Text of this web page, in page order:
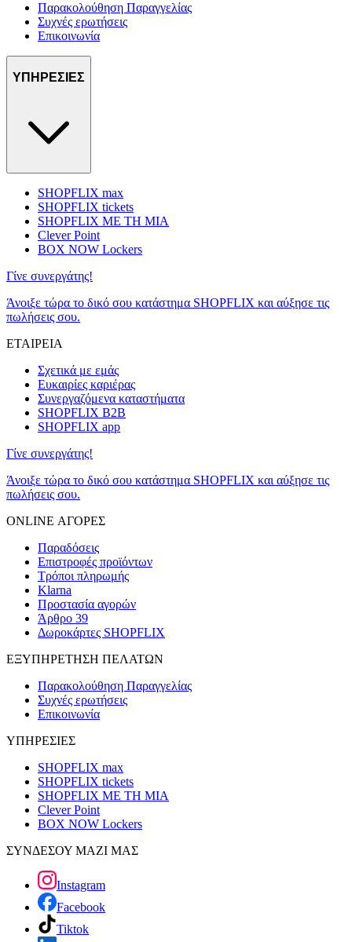
Παρακολούθηση Παραγγελίας
Συχνές ερωτήσεις
Επικοινωνία
ΥΠΗΡΕΣΙΕΣ
SHOPFLIX max
SHOPFLIX tickets
SHOPFLIX ΜΕ ΤΗ ΜΙΑ
Clever Point
BOX NOW Lockers
Γίνε συνεργάτης!
Άνοιξε τώρα το δικό σου κατάστημα SHOPFLIX και αύξησε τις
πωλήσεις σου.
ΕΤΑΙΡΕΙΑ
Σχετικά με εμάς
Ευκαιρίες καριέρας
Συνεργαζόμενα καταστήματα
SHOPFLIX B2B
SHOPFLIX app
Γίνε συνεργάτης!
Άνοιξε τώρα το δικό σου κατάστημα SHOPFLIX και αύξησε τις
πωλήσεις σου.
ONLINE ΑΓΟΡΕΣ
Παραδόσεις
Επιστροφές προϊόντων
Τρόποι πληρωμής
Klarna
Προστασία αγορών
Άρθρο 39
Δωροκάρτες SHOPFLIX
ΕΞΥΠΗΡΕΤΗΣΗ ΠΕΛΑΤΩΝ
Παρακολούθηση Παραγγελίας
Συχνές ερωτήσεις
Επικοινωνία
ΥΠΗΡΕΣΙΕΣ
SHOPFLIX max
SHOPFLIX tickets
SHOPFLIX ΜΕ ΤΗ ΜΙΑ
Clever Point
BOX NOW Lockers
ΣΥΝΔΕΣΟΥ ΜΑΖΙ ΜΑΣ
Instagram
Facebook
Tiktok